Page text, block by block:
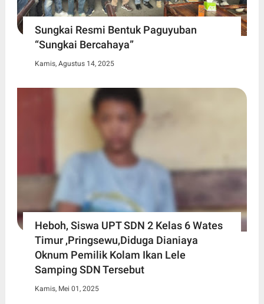
Sungkai Resmi Bentuk Paguyuban
“Sungkai Bercahaya”
Kamis, Agustus 14, 2025
Heboh, Siswa UPT SDN 2 Kelas 6 Wates
Timur ,Pringsewu,Diduga Dianiaya
Oknum Pemilik Kolam Ikan Lele
Samping SDN Tersebut
Kamis, Mei 01, 2025